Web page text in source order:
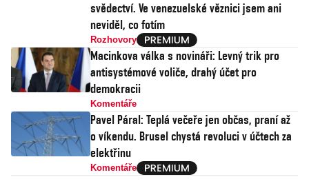
svědectví. Ve venezuelské věznici jsem ani
neviděl, co fotím
Rozhovory
Macinkova válka s novináři: Levný trik pro
antisystémové voliče, drahý účet pro
demokracii
Komentáře
Pavel Páral: Teplá večeře jen občas, praní až
o víkendu. Brusel chystá revoluci v účtech za
elektřinu
Komentáře